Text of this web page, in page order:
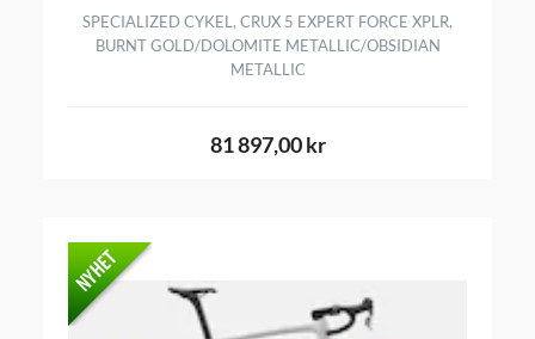
SPECIALIZED CYKEL, CRUX 5 EXPERT FORCE XPLR,
BURNT GOLD/DOLOMITE METALLIC/OBSIDIAN
METALLIC
81 897,00 kr